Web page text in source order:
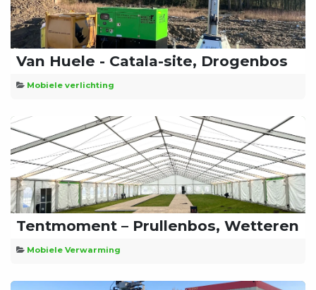
Van Huele - Catala-site, Drogenbos
Mobiele verlichting
Tentmoment – Prullenbos, Wetteren
Mobiele Verwarming